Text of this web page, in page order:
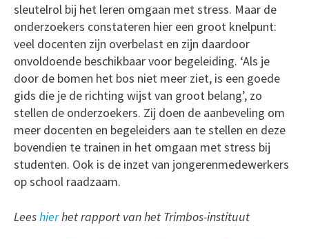
sleutelrol bij het leren omgaan met stress. Maar de
onderzoekers constateren hier een groot knelpunt:
veel docenten zijn overbelast en zijn daardoor
onvoldoende beschikbaar voor begeleiding. ‘Als je
door de bomen het bos niet meer ziet, is een goede
gids die je de richting wijst van groot belang’, zo
stellen de onderzoekers. Zij doen de aanbeveling om
meer docenten en begeleiders aan te stellen en deze
bovendien te trainen in het omgaan met stress bij
studenten. Ook is de inzet van jongerenmedewerkers
op school raadzaam.
Leeshierhet rapport van het Trimbos-instituut